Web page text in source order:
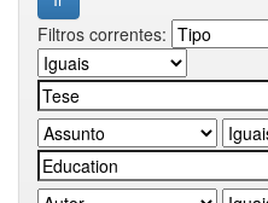
Filtros correntes: